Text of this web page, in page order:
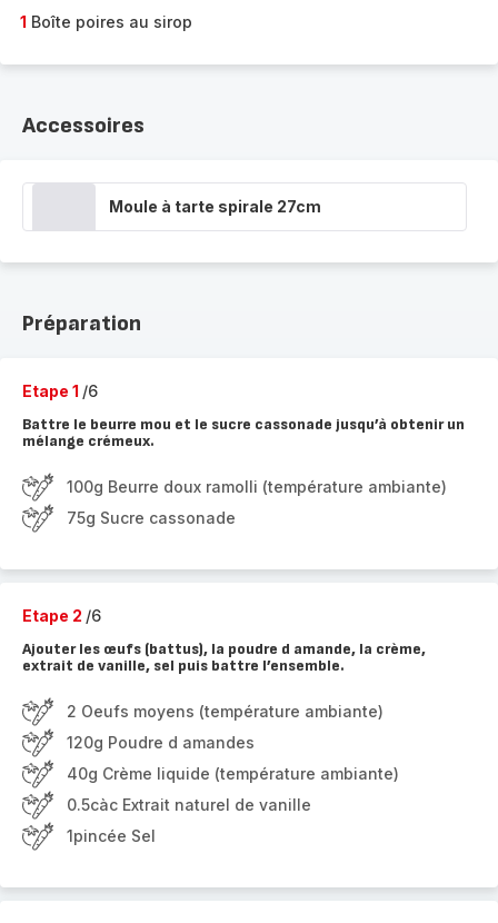
1 Boîte poires au sirop
Accessoires
Moule à tarte spirale 27cm
Préparation
Etape 1 /6
Battre le beurre mou et le sucre cassonade jusqu’à obtenir un
mélange crémeux.
100g Beurre doux ramolli (température ambiante)
75g Sucre cassonade
Etape 2 /6
Ajouter les œufs (battus), la poudre d amande, la crème,
extrait de vanille, sel puis battre l’ensemble.
2 Oeufs moyens (température ambiante)
120g Poudre d amandes
40g Crème liquide (température ambiante)
0.5càc Extrait naturel de vanille
1pincée Sel